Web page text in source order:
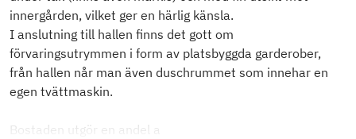
innergården, vilket ger en härlig känsla.
I anslutning till hallen finns det gott om
förvaringsutrymmen i form av platsbyggda garderober,
från hallen når man även duschrummet som innehar en
egen tvättmaskin.
Bostaden utgör en andel a